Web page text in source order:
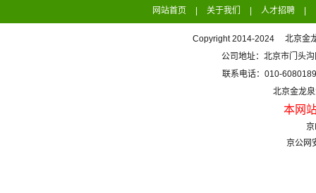
网站首页 关于我们 人才招聘
Copyright 2014-2024 北京金
公司地址：北京市门头
联系电话：010-
北京金龙
本网
京公网